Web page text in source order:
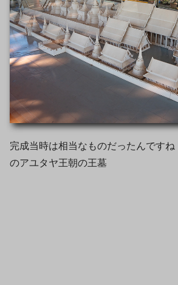
完成当時は相当なものだったんで
のアユタヤ王朝の王墓